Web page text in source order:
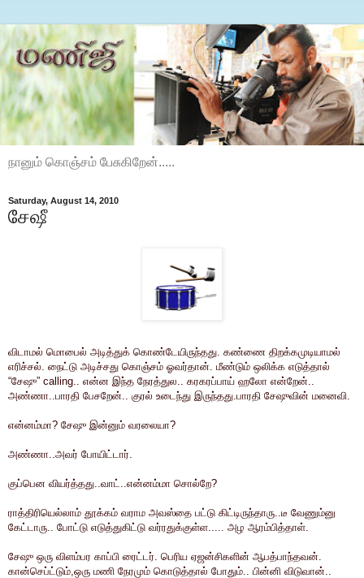
நானும் கொஞ்சம் பேசுகிறேன்.....
Saturday, August 14, 2010
சேஷீ
விடாமல் மொபைல் அடித்துக் கொண்டேயிருந்தது. கண்ணை திறக்கமுடியாமல்
எரிச்சல். நைட்டு அடிச்சது கொஞ்சம் ஓவர்தான். மீண்டும் ஒலிக்க எடுத்தால்
“சேஷு” calling.. என்ன இந்த நேரத்துல.. கரகரப்பாய் ஹலோ என்றேன்..
அண்ணா..பாரதி பேசறேன்.. குரல் உடைந்து இருந்தது.பாரதி சேஷுவின் மனைவி.
என்னம்மா? சேஷு இன்னும் வரலையா?
அண்ணா..அவர் போயிட்டார்.
குப்பென வியர்த்தது..வாட்..என்னம்மா சொல்றே?
ராத்திரியெல்லாம் தூக்கம் வராம அவஸ்தை பட்டு கிட்டிருந்தாரு..டீ வேணும்னு
கேட்டாரு.. போட்டு எடுத்துகிட்டு வர்ரதுக்குள்ள..... அழ ஆரம்பித்தாள்.
சேஷு ஒரு விளம்பர காப்பி ரைட்டர். பெரிய ஏஜன்சிகளின் ஆபத்பாந்தவன்.
கான்செப்ட்டும்,ஒரு மணி நேரமும் கொடுத்தால் போதும்.. பின்னி விடுவான்..